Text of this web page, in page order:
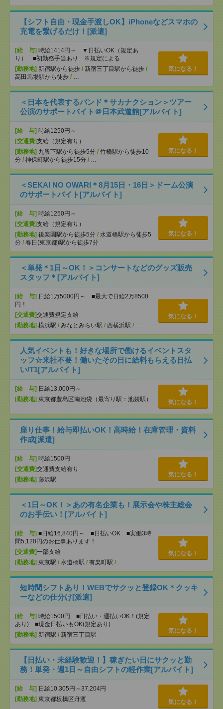
【シフト自由・現金手渡しOK】iPhoneなどスマホの
充電を繋げるだけ！[派遣]
[給 与] 時給1414円～ ▼日払いOK（規定あ
り） ■初勤務手当あり ※規定による
[勤務地] 新宿駅から徒歩 / 新宿三丁目駅から徒歩 /
高田馬場駅から徒歩 / …
気になる！
＜日本を代表するバンド＊サカナクション＞ツアー
公演のサポートバイト＠日本武道館[アルバイト]
[給 与] 時給1250円～
[交通費]支給（規定有り）
[勤務地] 九段下駅から徒歩5分 / 竹橋駅から徒歩10
分 / 神保町駅から徒歩15分 / …
気になる！
＜SEKAI NO OWARI＊8月15日・16日＞ドーム公演
のサポートバイト[アルバイト]
[給 与] 時給1250円～
[交通費]支給（規定有り）
[勤務地] 後楽園駅から徒歩5分 / 水道橋駅から徒歩5
分 / 春日(東京都)駅から徒歩7分
気になる！
＜単発＊1日～OK！＞コンサートなどのグッズ販売
スタッフ＊[アルバイト]
[給 与] 日給1万5000円～ ■最大で日給2万8500
円！
[交通費]交通費規定支給
[勤務地] 横浜駅 / みなとみらい駅 / 西横浜駅 / …
気になる！
人気イベントも！好きな場所で働けるイベントスタ
ッフ☆来社不要！働いたその日に給料もらえる日払
い/T1[アルバイト]
[給 与] 日給13,000円～
[勤務地] 東京都豊島区南池袋（最寄り駅：池袋駅） 気になる！
座り仕事！給与即払いOK！高時給！在庫管理・資料
作成[派遣]
[給 与] 時給1500円
[交通費]交通費支給有り
[勤務地] 藤沢駅
気になる！
＜1日～OK！＞あの有名企業も！展示会や株主総会
のお手伝い！[アルバイト]
[給 与] ■日給16,840円～ ■日払いOK ■実働3時
間5,120円のお仕事あります！
[交通費]一部支給
[勤務地] 東京駅 / 水道橋駅 / 有楽町駅 / …
気になる！
短時間シフトあり！WEBでサクッと登録OK＊クッキ
ーなどの仕分け[派遣]
[給 与] 時給1500円 ■日払い・週払いOK！(規定
あり) ■現金日払いもOK(規定あり)
[勤務地] 新宿駅 / 新宿三丁目駅
気になる！
【日払い・未経験歓迎！】稼ぎたい日にサクッと勤
務！単発・週1日～自由シフトの軽作業[アルバイト]
[給 与] 日給10,305円～37,204円
[勤務地] 東京都板橋区舟渡 気になる！